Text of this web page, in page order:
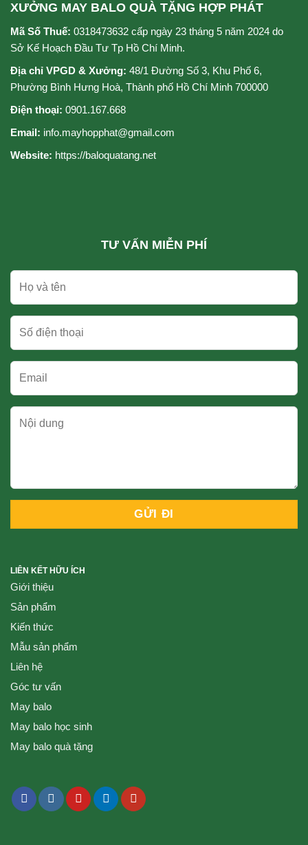
XƯỞNG MAY BALO QUÀ TẶNG HỢP PHÁT
Mã Số Thuế: 0318473632 cấp ngày 23 tháng 5 năm 2024 do
Sở Kế Hoạch Đầu Tư Tp Hồ Chí Minh.
Địa chỉ VPGD & Xưởng: 48/1 Đường Số 3, Khu Phố 6,
Phường Bình Hưng Hoà, Thành phố Hồ Chí Minh 700000
Điện thoại: 0901.167.668
Email: info.mayhopphat@gmail.com
Website: https://baloquatang.net
TƯ VẤN MIỄN PHÍ
LIÊN KẾT HỮU ÍCH
Giới thiệu
Sản phẩm
Kiến thức
Mẫu sản phẩm
Liên hệ
Góc tư vấn
May balo
May balo học sinh
May balo quà tặng